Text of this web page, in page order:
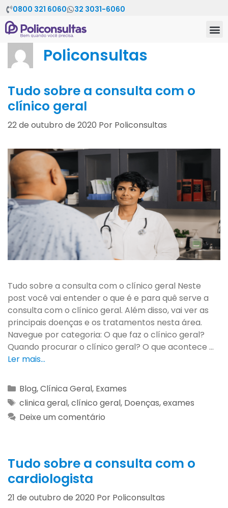
0800 321 6060 32 3031-6060
Policonsultas
Tudo sobre a consulta com o
clínico geral
22 de outubro de 2020 Por Policonsultas
Tudo sobre a consulta com o clínico geral Neste
post você vai entender o que é e para quê serve a
consulta com o clínico geral. Além disso, vai ver as
principais doenças e os tratamentos nesta área.
Navegue por categoria: O que faz o clínico geral?
Quando procurar o clínico geral? O que acontece …
Ler mais…
Blog,Clínica Geral, Exames
clinica geral,clínico geral, Doenças,exames
Deixe um comentário
Tudo sobre a consulta com o
cardiologista
21 de outubro de 2020 Por Policonsultas